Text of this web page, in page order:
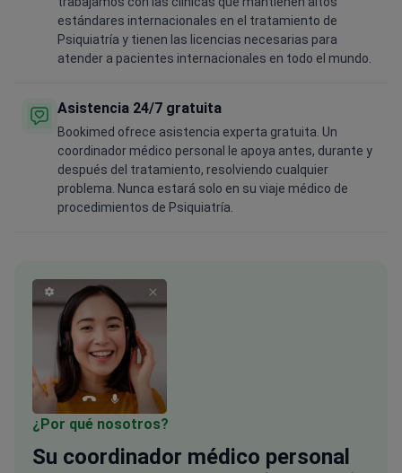
estándares internacionales en el tratamiento de
Psiquiatría y tienen las licencias necesarias para
atender a pacientes internacionales en todo el mundo.
Asistencia 24/7 gratuita
Bookimed ofrece asistencia experta gratuita. Un
coordinador médico personal le apoya antes, durante y
después del tratamiento, resolviendo cualquier
problema. Nunca estará solo en su viaje médico de
procedimientos de Psiquiatría.
¿Por qué nosotros?
Su coordinador médico personal